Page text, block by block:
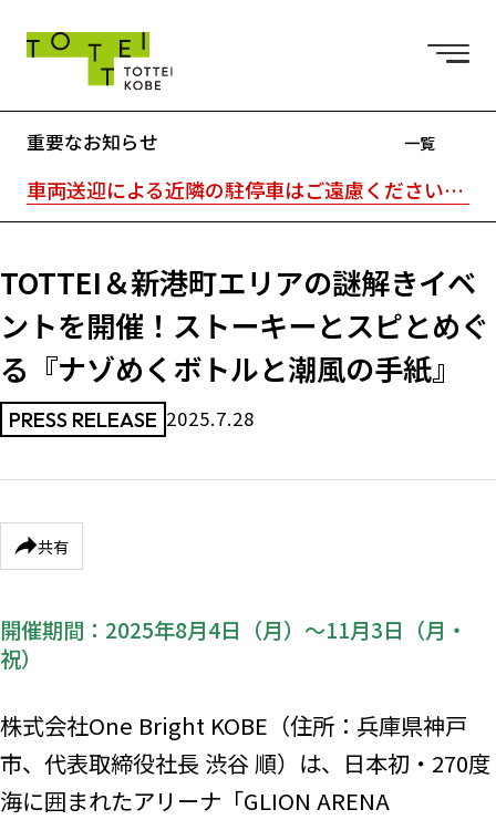
重要なお知らせ
車両送迎による近隣の駐停車はご遠慮ください。駐車場はTOTTEI外の近隣駐車場をご利用ください。｜TOTTEI内はキャッシュレスです。
一覧
TOTTEI＆新港町エリアの謎解きイベ
ントを開催！ストーキーとスピとめぐ
る『ナゾめくボトルと潮風の手紙』
PRESS RELEASE 2025.7.28
共有
開催期間：2025年8月4日（月）～11月3日（月・
祝）
株式会社One Bright KOBE（住所：兵庫県神戸
市、代表取締役社長 渋谷 順）は、日本初・270度
海に囲まれたアリーナ「GLION ARENA